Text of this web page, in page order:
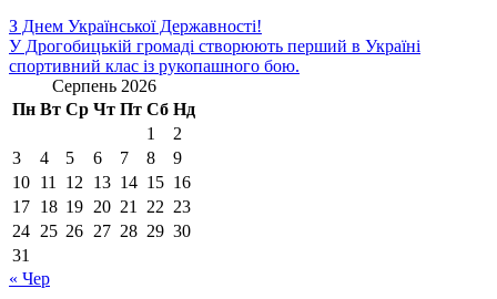
Навігація
записів
З Днем Української Державності!
У Дрогобицькій громаді створюють перший в Україні
спортивний клас із рукопашного бою.
Серпень 2026
Пн Вт Ср Чт Пт Сб Нд
1
2
3
4 5 6 7 8
9
10 11 12 13 14 15 16
17 18 19 20 21 22 23
24 25 26 27 28 29 30
31
« Чер